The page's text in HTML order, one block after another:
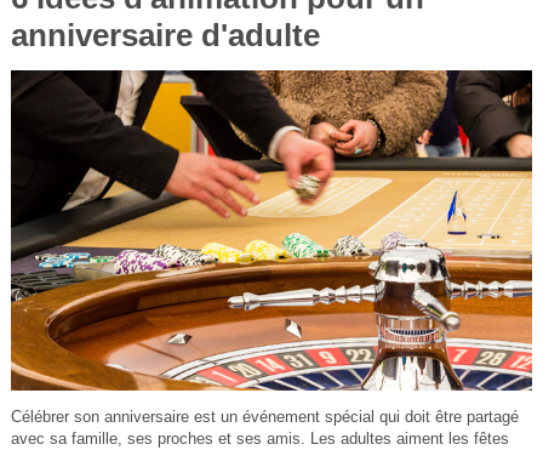
anniversaire d'adulte
Célébrer son anniversaire est un événement spécial qui doit être partagé
avec sa famille, ses proches et ses amis. Les adultes aiment les fêtes